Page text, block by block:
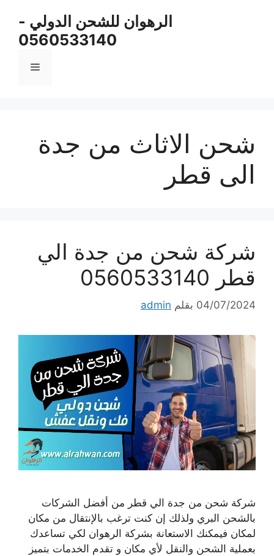
الرهوان للشحن الدولي -
0560533140
القائمة
شحن الاثاث من جدة
الى قطر
شركة شحن من جدة الي
قطر 0560533140
04/07/2024 بقلم admin
شركة شحن من جدة الي قطر من أفضل الشركات
بالشحن البري ولذلك إن كنت ترغب بالإنتقال من مكان
لمكان فيمكنك الاستعانة بشركة الرهوان لكي تساعدك
بعملية الشحن والنقل لأي مكان و تقدم الخدمات بتميز